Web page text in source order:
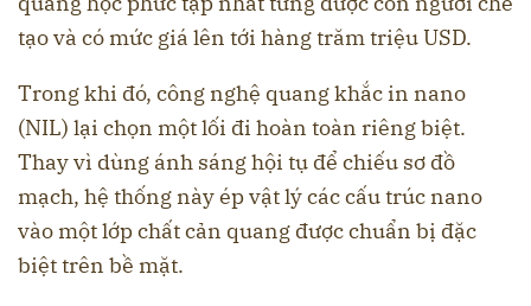
tạo và có mức giá lên tới hàng trăm triệu USD.
Trong khi đó, công nghệ quang khắc in nano
(NIL) lại chọn một lối đi hoàn toàn riêng biệt.
Thay vì dùng ánh sáng hội tụ để chiếu sơ đồ
mạch, hệ thống này ép vật lý các cấu trúc nano
vào một lớp chất cản quang được chuẩn bị đặc
biệt trên bề mặt.